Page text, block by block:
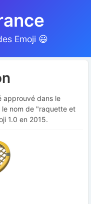
Emoji 😃
approuvé dans le
nom de "raquette et
1.0 en 2015.